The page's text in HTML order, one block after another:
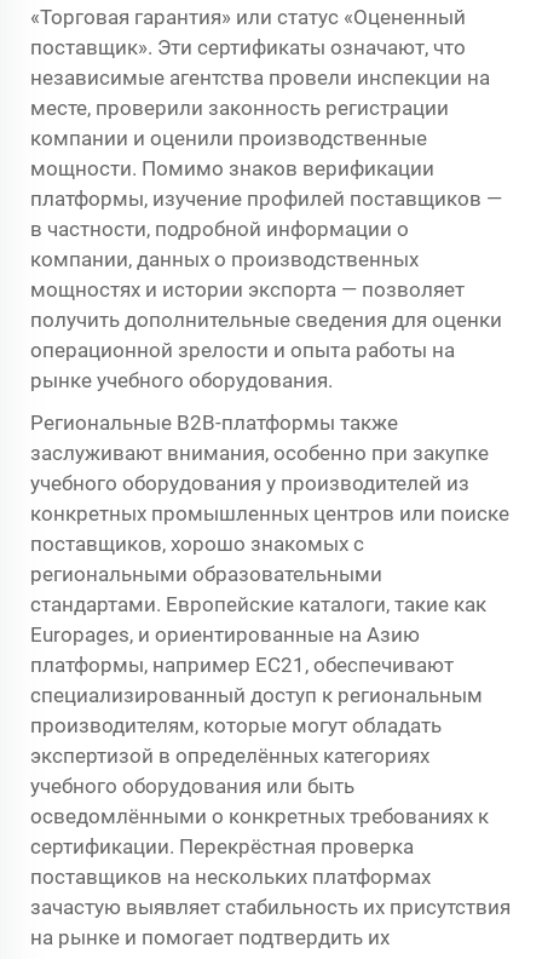
«Торговая гарантия» или статус «Оцененный
поставщик». Эти сертификаты означают, что
независимые агентства провели инспекции на
месте, проверили законность регистрации
компании и оценили производственные
мощности. Помимо знаков верификации
платформы, изучение профилей поставщиков —
в частности, подробной информации о
компании, данных о производственных
мощностях и истории экспорта — позволяет
получить дополнительные сведения для оценки
операционной зрелости и опыта работы на
рынке учебного оборудования.
Региональные B2B-платформы также
заслуживают внимания, особенно при закупке
учебного оборудования у производителей из
конкретных промышленных центров или поиске
поставщиков, хорошо знакомых с
региональными образовательными
стандартами. Европейские каталоги, такие как
Europages, и ориентированные на Азию
платформы, например EC21, обеспечивают
специализированный доступ к региональным
производителям, которые могут обладать
экспертизой в определённых категориях
учебного оборудования или быть
осведомлёнными о конкретных требованиях к
сертификации. Перекрёстная проверка
поставщиков на нескольких платформах
зачастую выявляет стабильность их присутствия
на рынке и помогает подтвердить их